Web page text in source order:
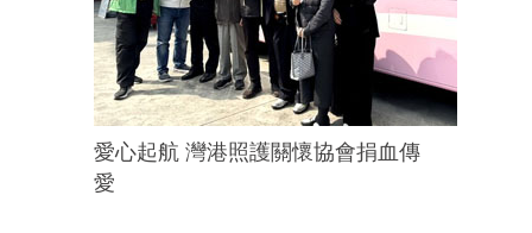
愛心起航 灣港照護關懷協會捐血傳
愛